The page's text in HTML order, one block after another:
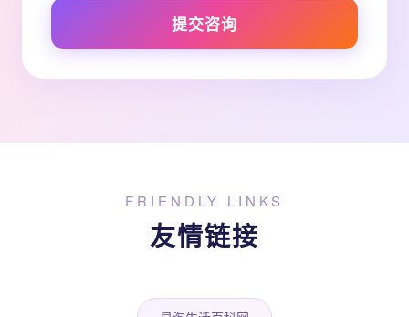
提交咨询
FRIENDLY LINKS
友情链接